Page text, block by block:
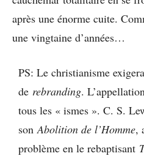
après une énorme cuite.
une vingtaine d’années…
PS: Le christianisme
de rebranding.
tous les « ismes ». C. S.
son Abolition de l’Homme,
problème en le rebaptisant